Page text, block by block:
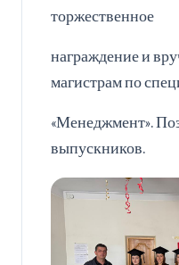
торжественное
награждение и
магистрам по
«Менеджмент».
выпускников.